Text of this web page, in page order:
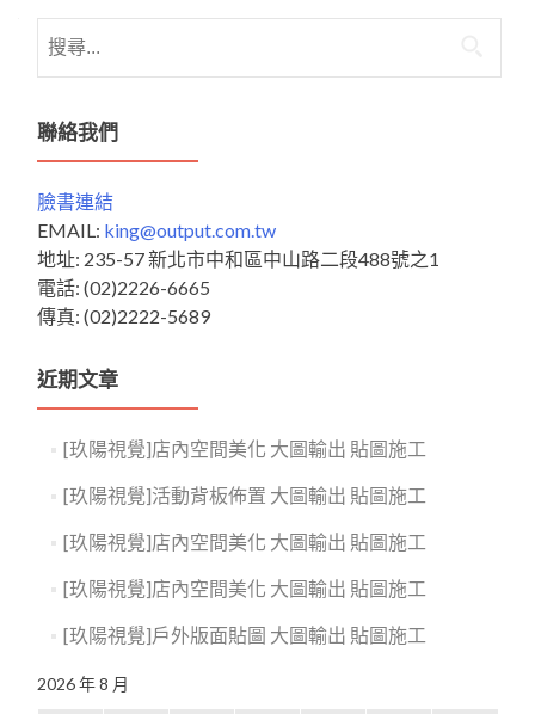
尋
鍵
字:
聯絡我們
臉書連結
EMAIL: king@output.com.tw
地址: 235-57 新北市中和區中山路二段488號之1
電話: (02)2226-6665
傳真: (02)2222-5689
近期文章
[玖陽視覺]店內空間美化 大圖輸出 貼圖施工
[玖陽視覺]活動背板佈置 大圖輸出 貼圖施工
[玖陽視覺]店內空間美化 大圖輸出 貼圖施工
[玖陽視覺]店內空間美化 大圖輸出 貼圖施工
[玖陽視覺]戶外版面貼圖 大圖輸出 貼圖施工
2026 年 8 月